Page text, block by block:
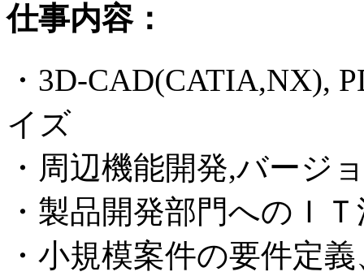
仕事内容：
・3D-CAD(CATIA,NX),
イズ
・周辺機能開発,バージ
・製品開発部門へのＩ
・小規模案件の要件定